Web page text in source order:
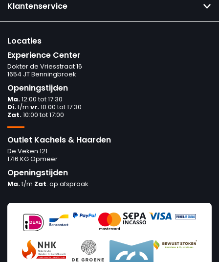
Klantenservice
Locaties
Experience Center
Dokter de Vriesstraat 16
1654 JT Benningbroek
Openingstijden
Ma.12:00 tot 17:30
Di.t/m vr.10:00 tot 17:30
Zat.10:00 tot 17:00
Outlet Kachels & Haarden
De Veken 121
1716 KG Opmeer
Openingstijden
Ma.t/m Zat. op afspraak